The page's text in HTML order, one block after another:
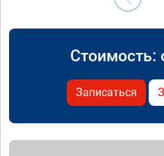
Стоимость:
Записаться